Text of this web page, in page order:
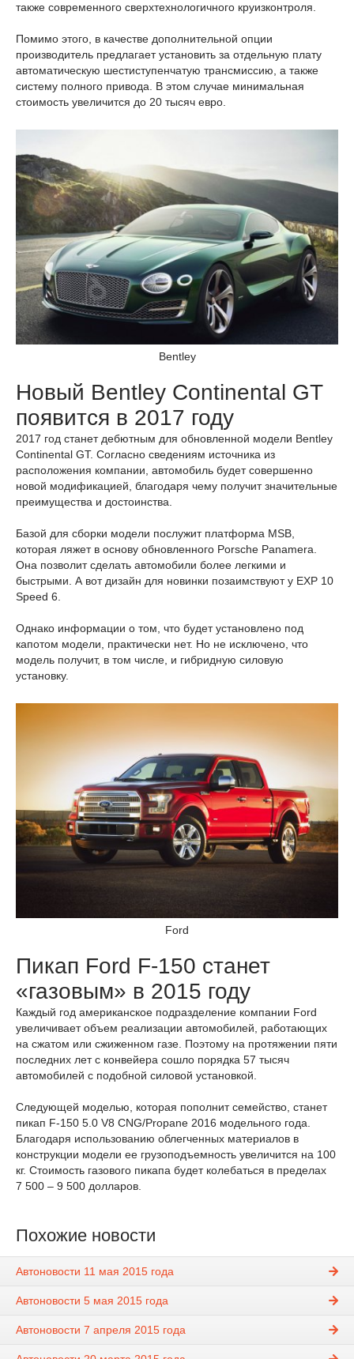
также современного сверхтехнологичного круизконтроля.
Помимо этого, в качестве дополнительной опции
производитель предлагает установить за отдельную плату
автоматическую шестиступенчатую трансмиссию, а также
систему полного привода. В этом случае минимальная
стоимость увеличится до 20 тысяч евро.
Bentley
Новый Bentley Continental GT
появится в 2017 году
2017 год станет дебютным для обновленной модели Bentley
Continental GT. Согласно сведениям источника из
расположения компании, автомобиль будет совершенно
новой модификацией, благодаря чему получит значительные
преимущества и достоинства.
Базой для сборки модели послужит платформа MSB,
которая ляжет в основу обновленного Porsche Panamera.
Она позволит сделать автомобили более легкими и
быстрыми. А вот дизайн для новинки позаимствуют у EXP 10
Speed 6.
Однако информации о том, что будет установлено под
капотом модели, практически нет. Но не исключено, что
модель получит, в том числе, и гибридную силовую
установку.
Ford
Пикап Ford F-150 станет
«газовым» в 2015 году
Каждый год американское подразделение компании Ford
увеличивает объем реализации автомобилей, работающих
на сжатом или сжиженном газе. Поэтому на протяжении пяти
последних лет с конвейера сошло порядка 57 тысяч
автомобилей с подобной силовой установкой.
Следующей моделью, которая пополнит семейство, станет
пикап F-150 5.0 V8 СNG/Propane 2016 модельного года.
Благодаря использованию облегченных материалов в
конструкции модели ее грузоподъемность увеличится на 100
кг. Стоимость газового пикапа будет колебаться в пределах
7 500 – 9 500 долларов.
Похожие новости
Автоновости 11 мая 2015 года
Автоновости 5 мая 2015 года
Автоновости 7 апреля 2015 года